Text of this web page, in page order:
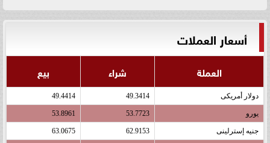
أسعار العملات
العملة شراء بيع
دولار أمريكى 49.3414
49.4414
يورو 53.7723
53.8961
جنيه إسترلينى 62.9153
63.0675